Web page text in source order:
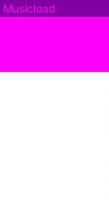
Musicload